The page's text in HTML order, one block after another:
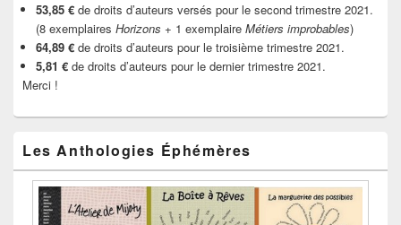
53,85 € de droits d’auteurs versés pour le second trimestre 2021.
(8 exemplaires Horizons + 1 exemplaire Métiers improbables)
64,89 € de droits d’auteurs pour le troisième trimestre 2021.
5,81 € de droits d’auteurs pour le dernier trimestre 2021.
Merci !
Les Anthologies Éphémères